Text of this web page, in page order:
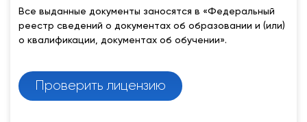
Все выданные документы заносятся в «Федеральный
реестр сведений о документах об образовании и (или)
о квалификации, документах об обучении».
Проверить лицензию